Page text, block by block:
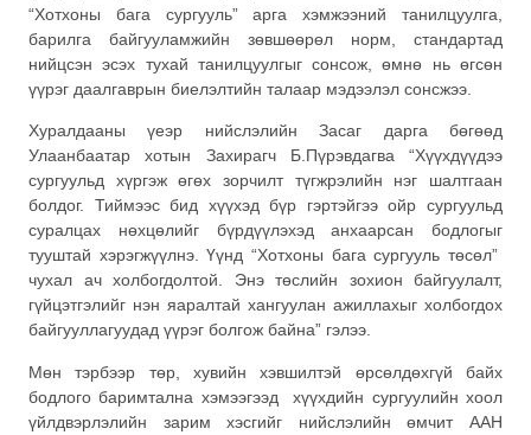
“Хотхоны бага сургууль” арга хэмжээний танилцуулга,
барилга байгууламжийн зөвшөөрөл норм, стандартад
нийцсэн эсэх тухай танилцуулгыг сонсож, өмнө нь өгсөн
үүрэг даалгаврын биелэлтийн талаар мэдээлэл сонсжээ.
Хуралдааны үеэр нийслэлийн Засаг дарга бөгөөд
Улаанбаатар хотын Захирагч Б.Пүрэвдагва “Хүүхдүүдээ
сургуульд хүргэж өгөх зорчилт түгжрэлийн нэг шалтгаан
болдог. Тиймээс бид хүүхэд бүр гэртэйгээ ойр сургуульд
суралцах нөхцөлийг бүрдүүлэхэд анхаарсан бодлогыг
тууштай хэрэгжүүлнэ. Үүнд “Хотхоны бага сургууль төсөл”
чухал ач холбогдолтой. Энэ төслийн зохион байгуулалт,
гүйцэтгэлийг нэн яаралтай хангуулан ажиллахыг холбогдох
байгууллагуудад үүрэг болгож байна” гэлээ.
Мөн тэрбээр төр, хувийн хэвшилтэй өрсөлдөхгүй байх
бодлого баримтална хэмээгээд хүүхдийн сургуулийн хоол
үйлдвэрлэлийн зарим хэсгийг нийслэлийн өмчит ААН